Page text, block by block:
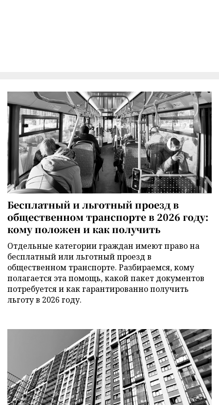
Бесплатный и льготный проезд в
общественном транспорте в 2026 году:
кому положен и как получить
Отдельные категории граждан имеют право на
бесплатный или льготный проезд в
общественном транспорте. Разбираемся, кому
полагается эта помощь, какой пакет документов
потребуется и как гарантированно получить
льготу в 2026 году.